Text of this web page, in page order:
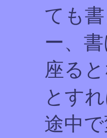
ても
ー、
座る
とす
途中